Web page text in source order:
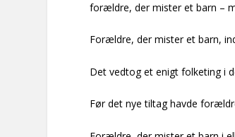
forældre, der mister et barn –
Forældre, der mister et barn,
Det vedtog et enigt folketing i
Før det nye tiltag havde